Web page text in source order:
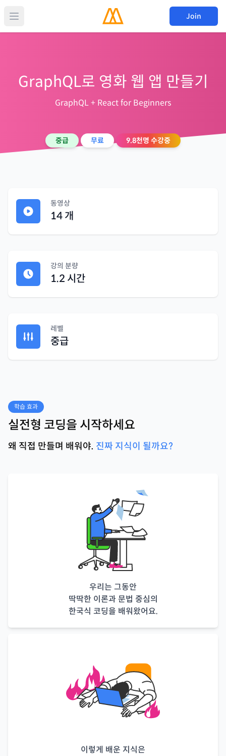
Join
GraphQL로 영화 웹 앱 만들기
GraphQL + React for Beginners
중급 무료 9.8천명 수강중
동영상
14 개
강의 분량
1.2 시간
레벨
중급
학습 효과
실전형 코딩을 시작하세요
왜 직접 만들며 배워야. 진짜 지식이 될까요?
우리는 그동안
딱딱한 이론과 문법 중심의
한국식 코딩을 배워왔어요.
이렇게 배운 지식은